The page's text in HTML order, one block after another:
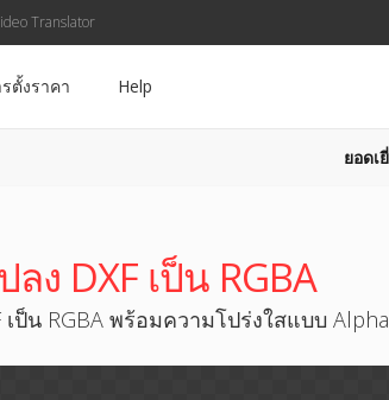
Translator
ตั้งราคา Help
ยอดเ
ง DXF เป็น RGBA
ป็น RGBA พร้อมความโปร่งใสแบบ Alpha